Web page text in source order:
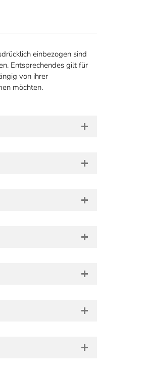
einbezogen sind
Entsprechendes gilt für
von ihrer
möchten.